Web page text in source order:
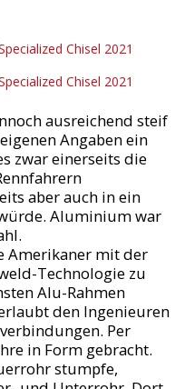
ausreichend steif
Angaben ein
zwar einerseits die
aber auch in ein
Aluminium war
Amerikaner mit der
Technologie zu
Alu-Rahmen
den Ingenieuren
Per
in Form gebracht.
stumpfe,